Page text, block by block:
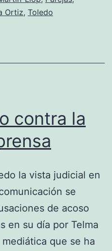
Ortiz, Toledo
contra la
la vista judicial en
se
de acoso
en su día por Telma
que se ha